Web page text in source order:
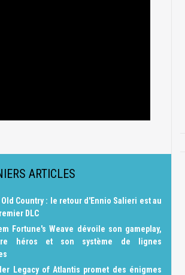
ARTICLES
Old Country : le retour d'Ennio Salieri est au
DLC
Fortune's Weave dévoile son gameplay,
héros et son système de lignes
Legacy of Atlantis promet des énigmes